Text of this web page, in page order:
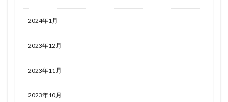
2024年1月
2023年12月
2023年11月
2023年10月